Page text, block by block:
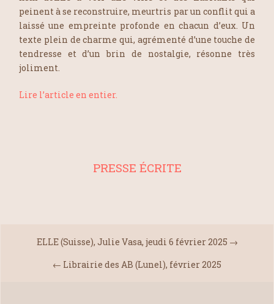
peinent à se reconstruire, meurtris par un conflit qui a
laissé une empreinte profonde en chacun d’eux. Un
texte plein de charme qui, agrémenté d’une touche de
tendresse et d’un brin de nostalgie, résonne très
joliment.
Lire l’article en entier.
PRESSE ÉCRITE
ELLE (Suisse), Julie Vasa, jeudi 6 février 2025 →
← Librairie des AB (Lunel), février 2025